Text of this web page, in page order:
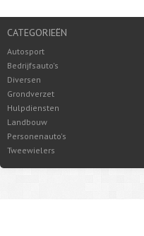
CATEGORIEËN
Autosport
Bedrijfsauto's
Diversen
Grondverzet
Hulpdiensten
Landbouw
Personenauto's
Tweewielers